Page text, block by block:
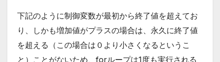
下記のように制御変数が最初から終了値を超えてお
り、しかも増加値がプラスの場合は、永久に終了値
を超える（この場合は０より小さくなるというこ
と）ことがないため、forループは1度も実行される